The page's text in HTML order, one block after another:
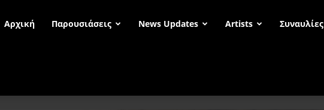
Rock
Αρχική Παρουσιάσεις News Updates Artists Συναυλίες